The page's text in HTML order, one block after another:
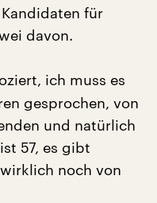
für
davon.
ich muss es
gesprochen, von
und natürlich
57, es gibt
noch von